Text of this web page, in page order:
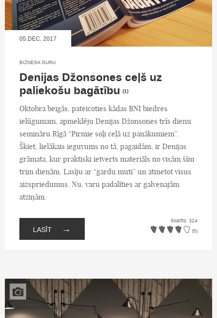
05.DEC, 2017
BIZNESA GURU
Denijas Džonsones ceļš uz
paliekošu bagātību (1)
Oktobra beigās, pateicoties kādas BNI biedres
ielūgumam, apmeklēju Denijas Džonsones trīs dienu
semināru Rīgā “Pirmie soļi ceļā uz panākumiem”.
Šķiet, lielākais ieguvums no tā, pagaidām, ir Denijas
grāmata, kur praktiski ietverts materiāls no visām šīm
trim dienām. Lasīju ar “gardu muti” un atmetot visus
aizspriedumus. Nu, varu padalīties ar galvenajām
atziņām.
LASĪT →
Skatīts: 324
(5)